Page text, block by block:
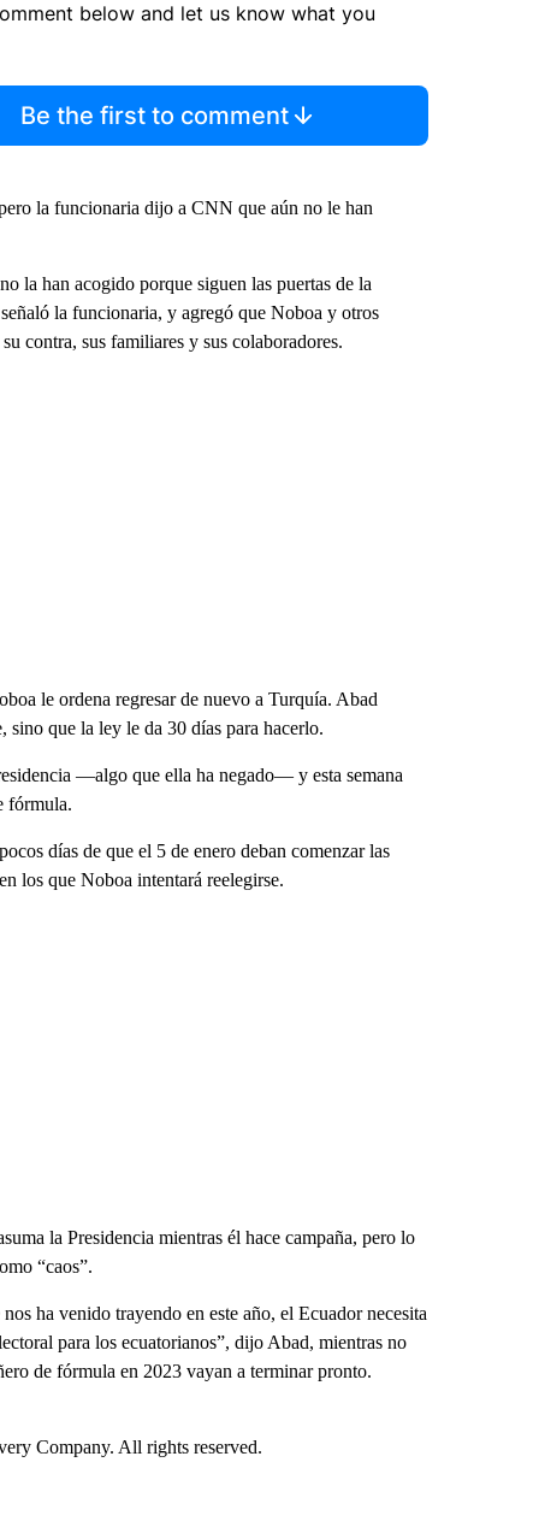
below and let us know what you
Be the first to comment
la funcionaria dijo a CNN que aún no le han
la han acogido porque siguen las puertas de la
la funcionaria, y agregó que Noboa y otros
contra, sus familiares y sus colaboradores.
le ordena regresar de nuevo a Turquía. Abad
sino que la ley le da 30 días para hacerlo.
—algo que ella ha negado— y esta semana
fórmula.
días de que el 5 de enero deban comenzar las
los que Noboa intentará reelegirse.
la Presidencia mientras él hace campaña, pero lo
“caos”.
ha venido trayendo en este año, el Ecuador necesita
para los ecuatorianos”, dijo Abad, mientras no
de fórmula en 2023 vayan a terminar pronto.
Company. All rights reserved.